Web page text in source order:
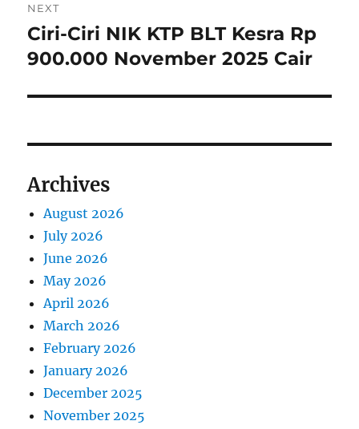
a
v
a
t
i
o
n
s
p
NEXT
N
e
t
o
t
Ciri-Ciri NIK KTP BLT Kesra Rp
900.000 November 2025 Cair
Archives
August 2026
July 2026
June 2026
May 2026
April 2026
March 2026
February 2026
January 2026
December 2025
November 2025